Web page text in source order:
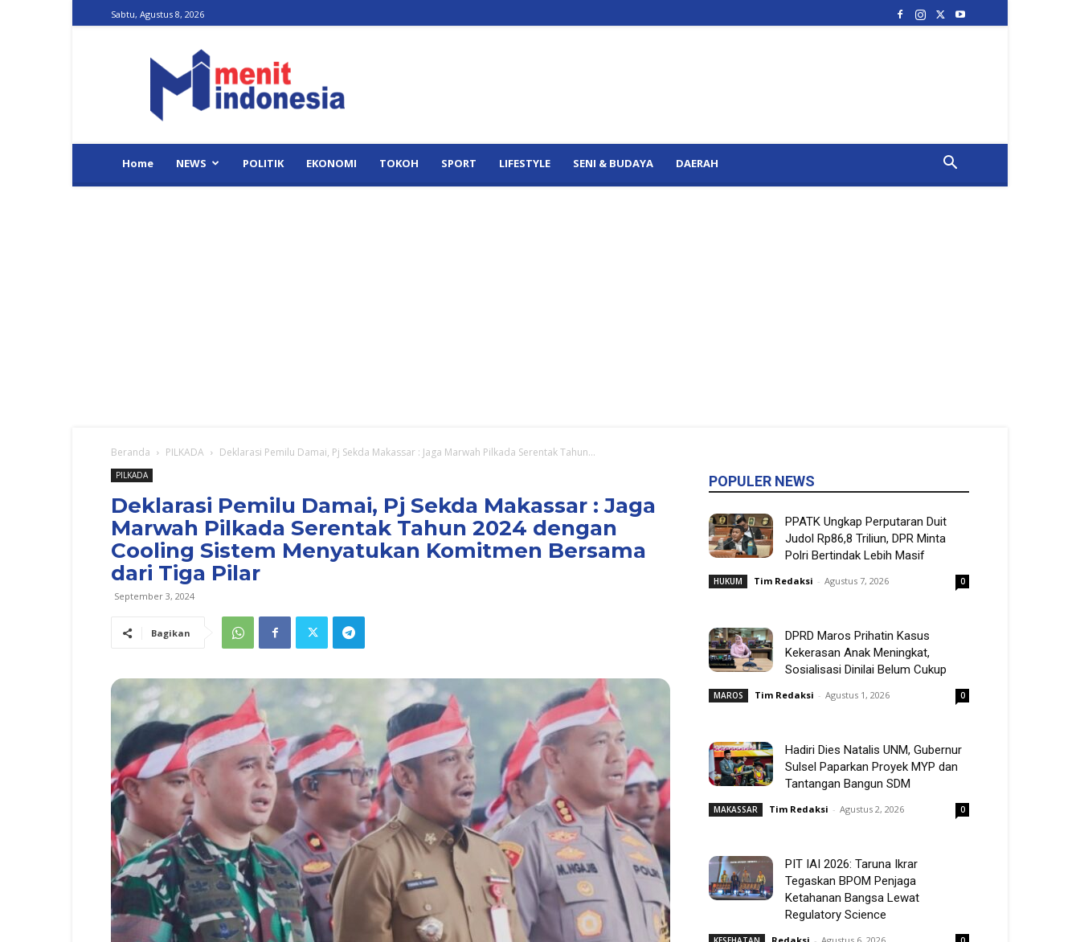
Sabtu, Agustus 8, 2026
Indonesia
Home NEWS POLITIK EKONOMI TOKOH SPORT LIFESTYLE SENI & BUDAYA DAERAH
Beranda PILKADA Deklarasi Pemilu Damai, Pj Sekda Makassar : Jaga Marwah Pilkada Serentak Tahun...
PILKADA
Deklarasi Pemilu Damai, Pj Sekda Makassar : Jaga
Marwah Pilkada Serentak Tahun 2024 dengan
Cooling Sistem Menyatukan Komitmen Bersama
dari Tiga Pilar
September 3, 2024
Bagikan
POPULER NEWS
PPATK Ungkap Perputaran Duit
Judol Rp86,8 Triliun, DPR Minta
Polri Bertindak Lebih Masif
HUKUM Tim Redaksi - Agustus 7, 2026 0
DPRD Maros Prihatin Kasus
Kekerasan Anak Meningkat,
Sosialisasi Dinilai Belum Cukup
MAROS Tim Redaksi - Agustus 1, 2026 0
Hadiri Dies Natalis UNM, Gubernur
Sulsel Paparkan Proyek MYP dan
Tantangan Bangun SDM
MAKASSAR Tim Redaksi - Agustus 2, 2026 0
PIT IAI 2026: Taruna Ikrar
Tegaskan BPOM Penjaga
Ketahanan Bangsa Lewat
Regulatory Science